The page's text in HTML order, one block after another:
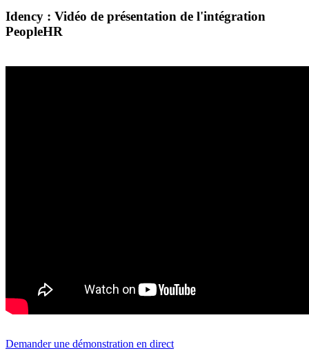
Idency : Vidéo de présentation de l'intégration
PeopleHR
Demander une démonstration en direct